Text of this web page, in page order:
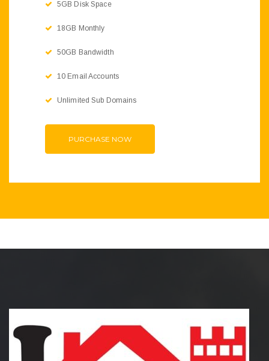
5GB Disk Space
18GB Monthly
50GB Bandwidth
10 Email Accounts
Unlimited Sub Domains
PURCHASE NOW